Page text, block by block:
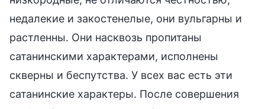
недалекие и закостенелые, они вульгарны и
растленны. Они насквозь пропитаны
сатанинскими характерами, исполнены
скверны и беспутства. У всех вас есть эти
сатанинские характеры. После совершения